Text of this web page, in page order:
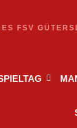
FSV